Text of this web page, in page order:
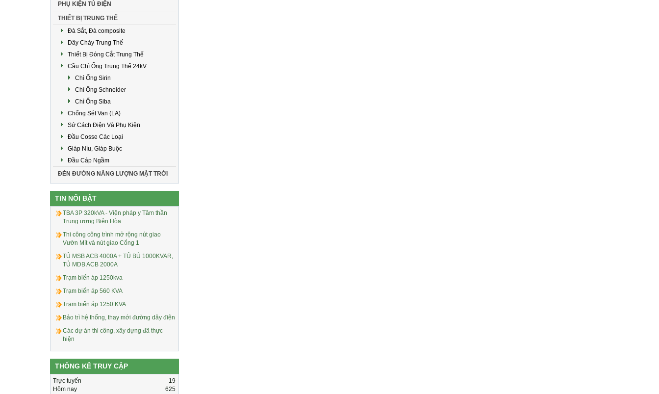
PHỤ KIỆN TỦ ĐIỆN
THIẾT BỊ TRUNG THẾ
Đà Sắt, Đà composite
Dây Chảy Trung Thế
Thiết Bị Đóng Cắt Trung Thế
Cầu Chì Ống Trung Thế 24kV
Chì Ống Sirin
Chì Ống Schneider
Chì Ống Siba
Chống Sét Van (LA)
Sứ Cách Điện Và Phụ Kiện
Đầu Cosse Các Loại
Giáp Níu, Giáp Buộc
Đầu Cáp Ngầm
ĐÈN ĐƯỜNG NĂNG LƯỢNG MẶT TRỜI
TIN NỔI BẬT
TBA 3P 320kVA - Viện pháp y Tâm thần
Trung ương Biên Hòa
Thi công công trình mở rộng nút giao
Vườn Mít và nút giao Cổng 1
TỦ MSB ACB 4000A + TỦ BÙ 1000KVAR,
TỦ MDB ACB 2000A
Trạm biến áp 1250kva
Trạm biến áp 560 KVA
Trạm biến áp 1250 KVA
Bảo trì hệ thống, thay mới đường dây điện
Các dự án thi công, xây dựng đã thực
hiện
THỐNG KÊ TRUY CẬP
Trực tuyến
19
Hôm nay
625